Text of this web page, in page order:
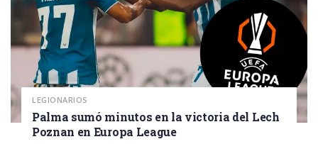
LEGIONARIOS
Palma sumó minutos en la victoria del Lech
Poznan en Europa League